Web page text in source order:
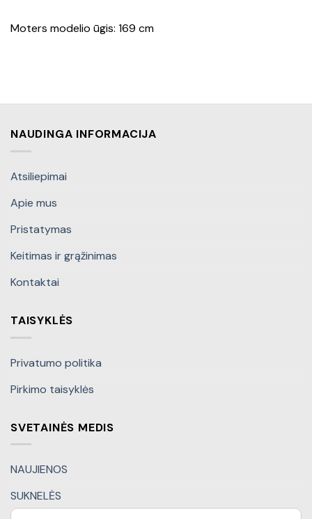
Moters modelio ūgis: 169 cm
NAUDINGA INFORMACIJA
Atsiliepimai
Apie mus
Pristatymas
Keitimas ir grąžinimas
Kontaktai
TAISYKLĖS
Privatumo politika
Pirkimo taisyklės
SVETAINĖS MEDIS
NAUJIENOS
SUKNELĖS